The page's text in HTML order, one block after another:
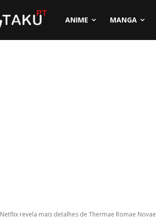
ANIME MANGA
Netflix revela mais detalhes de Thermae Romae Novae